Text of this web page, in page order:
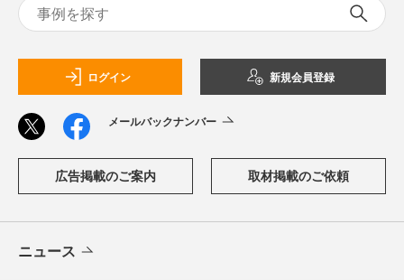
ログイン 新規会員登録
メールバックナンバー
広告掲載のご案内 取材掲載のご依頼
ニュース